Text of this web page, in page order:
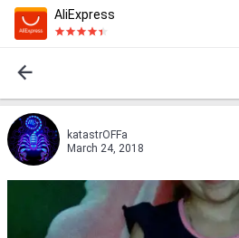
AliExpress
katastrOFFa
March 24, 2018